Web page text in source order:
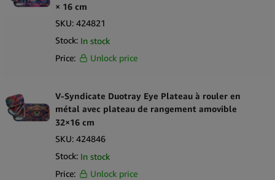
× 16 cm
SKU: 424821
Stock: In stock
Price:
Unlock price
V-Syndicate Duotray Eye Plateau à rouler en
métal avec plateau de rangement amovible
32×16 cm
SKU: 424846
Stock: In stock
Price:
Unlock price